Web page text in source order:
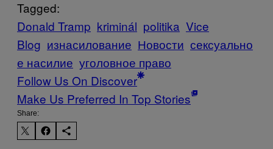
Tagged:
Donald Tramp kriminál politika Vice
Blog изнасилование Новости сексуально
е насилие уголовное право
Follow Us On Discover
Make Us Preferred In Top Stories
Share: